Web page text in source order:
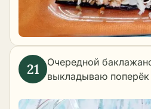
Очередной
выкладываю